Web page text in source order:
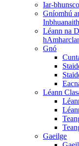
Iar-
Gníomhú
Léann na
Gnó
Léann
Gaeilge